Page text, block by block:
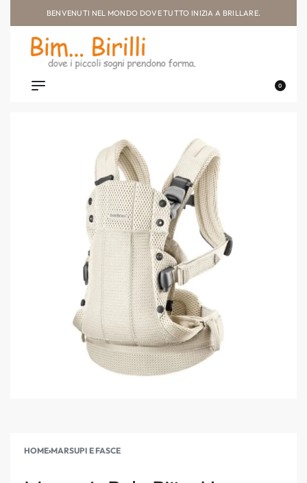
BENVENUTI NEL MONDO DOVE TUTTO INIZIA A BRILLARE.
0
HOME›MARSUPI E FASCE